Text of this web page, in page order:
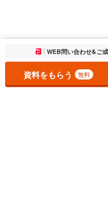
お気に入りに追加しまし
WEB問い合わせ&ご
資料をもらう 無料